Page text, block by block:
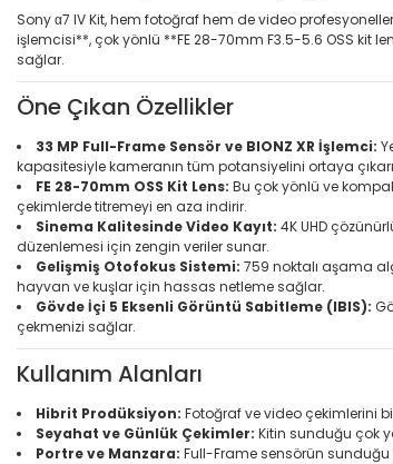
Sony α7 IV Kit, hem fotoğraf hem de video
işlemcisi**, çok yönlü **FE 28-70mm F3.5-5.6 OSS kit
sağlar.
Öne Çıkan Özellikler
33 MP Full-Frame Sensör ve BIONZ XR İşlemci:
kapasitesiyle kameranın tüm potansiyelini ortaya
FE 28-70mm OSS Kit Lens: Bu çok yönlü ve
çekimlerde titremeyi en aza indirir.
Sinema Kalitesinde Video Kayıt: 4K UHD
düzenlemesi için zengin veriler sunar.
Gelişmiş Otofokus Sistemi: 759 noktalı aşama
hayvan ve kuşlar için hassas netleme sağlar.
Gövde İçi 5 Eksenli Görüntü Sabitleme (IBIS):
çekmenizi sağlar.
Kullanım Alanları
Hibrit Prodüksiyon: Fotoğraf ve video çekimlerini
Seyahat ve Günlük Çekimler: Kitin sunduğu çok
Portre ve Manzara: Full-Frame sensörün